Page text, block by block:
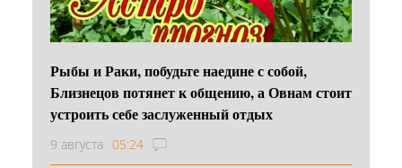
Рыбы и Раки, побудьте наедине с собой,
Близнецов потянет к общению, а Овнам стоит
устроить себе заслуженный отдых
9 августа 05:24